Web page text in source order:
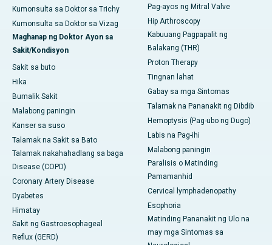
Kumonsulta sa Doktor sa Trichy
Kumonsulta sa Doktor sa Vizag
Maghanap ng Doktor Ayon sa
Sakit/Kondisyon
Sakit sa buto
Hika
Bumalik Sakit
Malabong paningin
Kanser sa suso
Talamak na Sakit sa Bato
Talamak nakahahadlang sa baga
Disease (COPD)
Coronary Artery Disease
Dyabetes
Himatay
Sakit ng Gastroesophageal
Reflux (GERD)
Pag-ayos ng Mitral Valve
Hip Arthroscopy
Kabuuang Pagpapalit ng
Balakang (THR)
Proton Therapy
Tingnan lahat
Gabay sa mga Sintomas
Talamak na Pananakit ng Dibdib
Hemoptysis (Pag-ubo ng Dugo)
Labis na Pag-ihi
Malabong paningin
Paralisis o Matinding
Pamamanhid
Cervical lymphadenopathy
Esophoria
Matinding Pananakit ng Ulo na
may mga Sintomas sa